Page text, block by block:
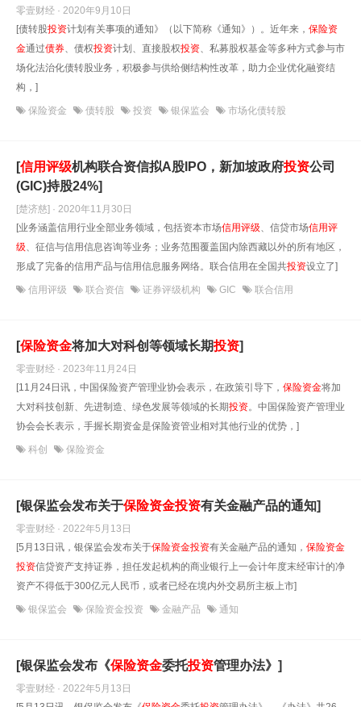
零壹财经 · 2020年9月10日
[债转股投资计划有关事项的通知》（以下简称《通知》）。近年来， 保险资
金通过债券、债权投资计划、直接股权投资、私募股权基金等多种方式参与市
场化法治化债转股业务，积极参与供给侧结构性改革，助力企业优化融资结
构，]
保险资金 债转股 投资 银保监会 市场化债转股
[信用评级机构联合资信拟A股IPO，新加坡政府投资公司
(GIC)持股24%]
[楚济慈] · 2020年11月30日
[业务涵盖信用行业全部业务领域，包括资本市场信用评级、信贷市场信用评
级、征信与信用信息咨询等业务；业务范围覆盖国内除西藏以外的所有地区，
形成了完备的信用产品与信用信息服务网络。联合信用在全国共投资设立了]
信用评级 联合资信 证券评级机构 GIC 联合信用
[保险资金将加大对科创等领域长期投资]
零壹财经 · 2023年11月24日
[11月24日讯，中国保险资产管理业协会表示，在政策引导下， 保险资金将加
大对科技创新、先进制造、绿色发展等领域的长期投资。中国保险资产管理业
协会会长表示，手握长期资金是保险资管业相对其他行业的优势，]
科创 保险资金
[银保监会发布关于保险资金投资有关金融产品的通知]
零壹财经 · 2022年5月13日
[5月13日讯，银保监会发布关于保险资金投资有关金融产品的通知， 保险资金
投资信贷资产支持证券，担任发起机构的商业银行上一会计年度末经审计的净
资产不得低于300亿元人民币，或者已经在境内外交易所主板上市]
银保监会 保险资金投资 金融产品 通知
[银保监会发布《保险资金委托投资管理办法》]
零壹财经 · 2022年5月13日